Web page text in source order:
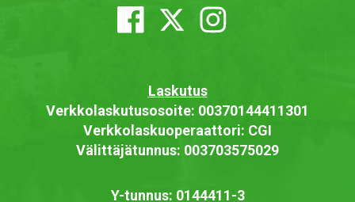
Laskutus
Verkkolaskutusosoite: 00370144411301
Verkkolaskuoperaattori: CGI
Välittäjätunnus: 003703575029
Y-tunnus: 0144411-3